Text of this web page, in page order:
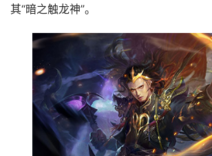
其“暗之触龙神”。